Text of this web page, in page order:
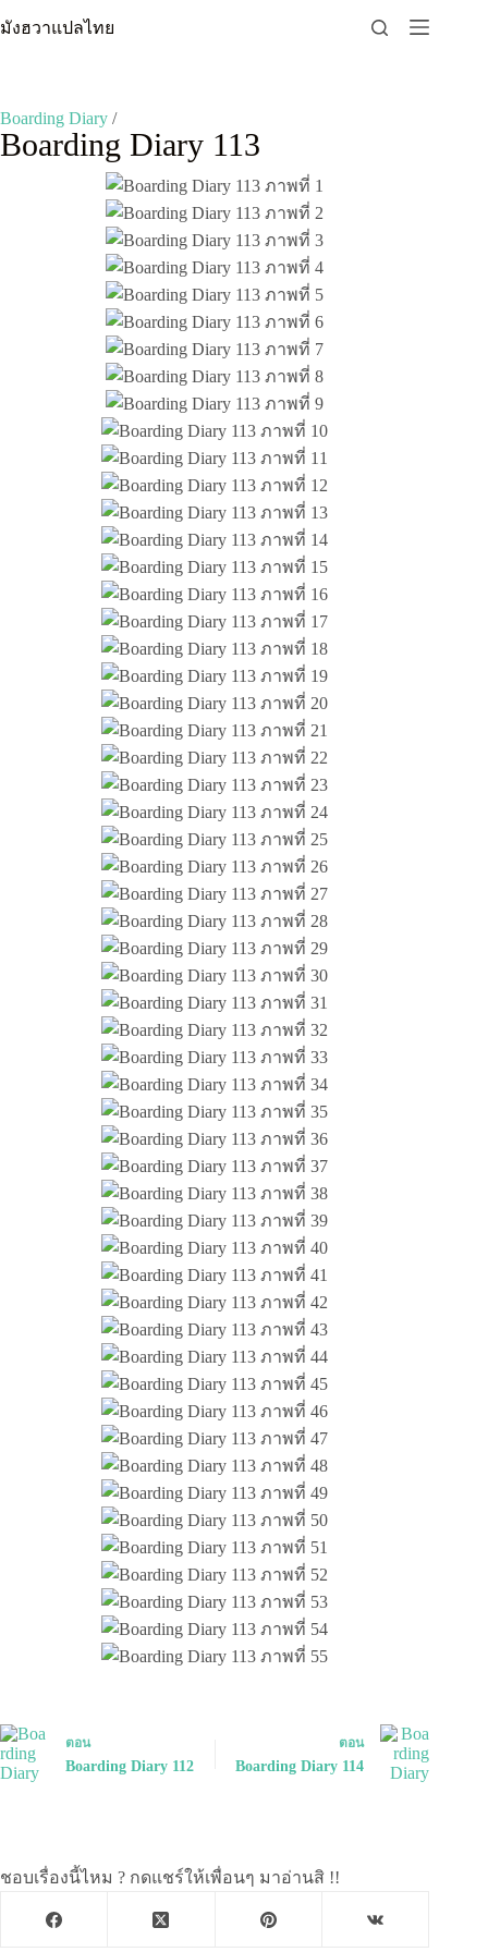
to
มังฮวาแปลไทย
Boarding Diary /
Boarding Diary 113
ตอน
Boarding Diary 112
ตอน
Boarding Diary 114
ชอบเรื่องนี้ไหม ? กดแชร์ให้เพื่อนๆ มาอ่านสิ !!